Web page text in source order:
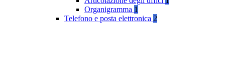
Organigramma 1
Telefono e posta elettronica 2